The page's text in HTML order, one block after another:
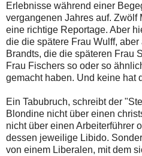
Erlebnisse während einer
vergangenen Jahres auf. Zwölf
eine richtige Reportage. Aber
die die spätere Frau Wulff,
Brandts, die die späteren Frau
Frau Fischers so oder so
gemacht haben. Und keine hat
Ein Tabubruch, schreibt der
Blondine nicht über einen
nicht über einen Arbeiterführer
dessen jeweilige Libido.
von einem Liberalen, mit dem